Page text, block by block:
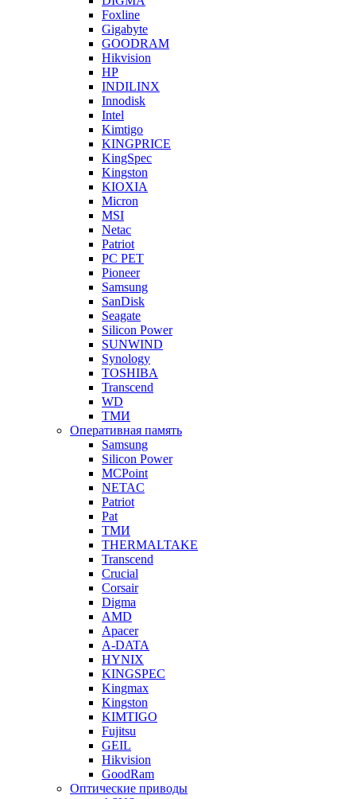
Foxline
Gigabyte
GOODRAM
Hikvision
HP
INDILINX
Innodisk
Intel
Kimtigo
KINGPRICE
KingSpec
Kingston
KIOXIA
Micron
MSI
Netac
Patriot
PC PET
Pioneer
Samsung
SanDisk
Seagate
Silicon Power
SUNWIND
Synology
TOSHIBA
Transcend
WD
ТМИ
Оперативная память
Samsung
Silicon Power
MCPoint
NETAC
Patriot
Pat
ТМИ
THERMALTAKE
Transcend
Crucial
Corsair
Digma
AMD
Apacer
A-DATA
HYNIX
KINGSPEC
Kingmax
Kingston
KIMTIGO
Fujitsu
GEIL
Hikvision
GoodRam
Оптические приводы